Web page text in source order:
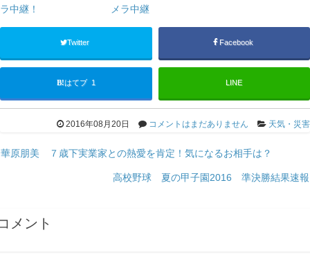
ラ中継！
メラ中継
Twitter Facebook
はてブ 1 LINE
2016年08月20日 コメントはまだありません 天気・災害
原朋美 ７歳下実業家との熱愛を肯定！気になるお相手は？
高校野球 夏の甲子園2016 準決勝結果速
メント